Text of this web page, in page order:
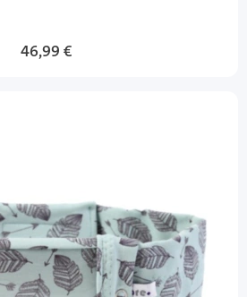
46,99 €